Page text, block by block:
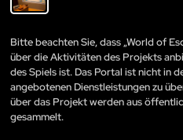
Bitte beachten Sie, dass „World of
über die Aktivitäten des Projekts
des Spiels ist. Das Portal ist nicht in
angebotenen Dienstleistungen zu
über das Projekt werden aus
gesammelt.